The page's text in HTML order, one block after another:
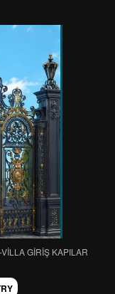
GİRİŞ KAPILAR